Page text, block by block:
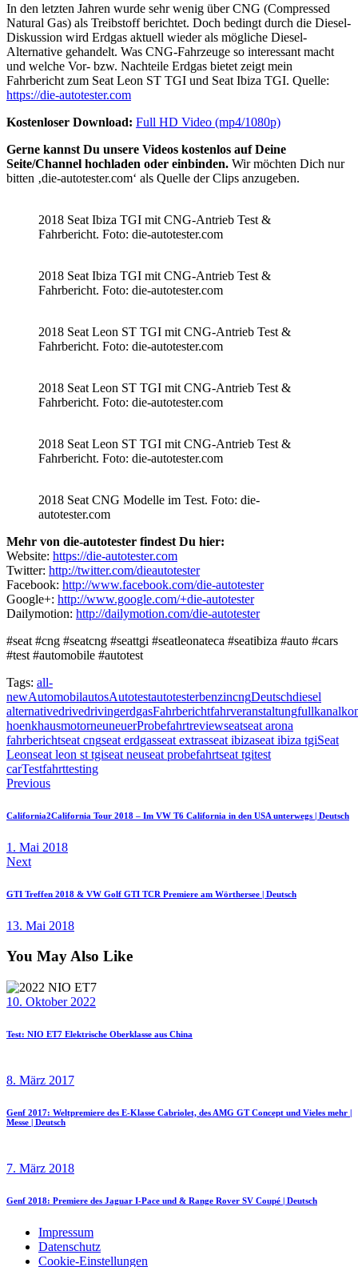
In den letzten Jahren wurde sehr wenig über CNG (Compressed
Natural Gas) als Treibstoff berichtet. Doch bedingt durch die Diesel-
Diskussion wird Erdgas aktuell wieder als mögliche Diesel-
Alternative gehandelt. Was CNG-Fahrzeuge so interessant macht
und welche Vor- bzw. Nachteile Erdgas bietet zeigt mein
Fahrbericht zum Seat Leon ST TGI und Seat Ibiza TGI. Quelle:
https://die-autotester.com
Kostenloser Download: Full HD Video (mp4/1080p)
Gerne kannst Du unsere Videos kostenlos auf Deine
Seite/Channel hochladen oder einbinden. Wir möchten Dich nur
bitten ‚die-autotester.com‘ als Quelle der Clips anzugeben.
2018 Seat Ibiza TGI mit CNG-Antrieb Test &
Fahrbericht. Foto: die-autotester.com
2018 Seat Ibiza TGI mit CNG-Antrieb Test &
Fahrbericht. Foto: die-autotester.com
2018 Seat Leon ST TGI mit CNG-Antrieb Test &
Fahrbericht. Foto: die-autotester.com
2018 Seat Leon ST TGI mit CNG-Antrieb Test &
Fahrbericht. Foto: die-autotester.com
2018 Seat Leon ST TGI mit CNG-Antrieb Test &
Fahrbericht. Foto: die-autotester.com
2018 Seat CNG Modelle im Test. Foto: die-
autotester.com
Mehr von die-autotester findest Du hier:
Website: https://die-autotester.com
Twitter: http://twitter.com/dieautotester
Facebook: http://www.facebook.com/die-autotester
Google+: http://www.google.com/+die-autotester
Dailymotion: http://dailymotion.com/die-autotester
#seat #cng #seatcng #seattgi #seatleonateca #seatibiza #auto #cars
#test #automobile #autotest
Tags: all-
newAutomobilautosAutotestautotesterbenzincngDeutschdiesel
alternativedrivedrivingerdgasFahrberichtfahrveranstaltungfullkanal
hoenkhausmotorneuneuerProbefahrtreviewseatseat arona
fahrberichtseat cngseat erdgasseat extrasseat ibizaseat ibiza tgiSeat
Leonseat leon st tgiseat neuseat probefahrtseat tgitest
carTestfahrttesting
Beitragsnavigation
Previous
California2California Tour 2018 – Im VW T6 California in den USA unterwegs | Deutsch
1. Mai 2018
Next
GTI Treffen 2018 & VW Golf GTI TCR Premiere am Wörthersee | Deutsch
13. Mai 2018
You May Also Like
10. Oktober 2022
Test: NIO ET7 Elektrische Oberklasse aus China
8. März 2017
Genf 2017: Weltpremiere des E-Klasse Cabriolet, des AMG GT Concept und Vieles mehr |
Messe | Deutsch
7. März 2018
Genf 2018: Premiere des Jaguar I-Pace und & Range Rover SV Coupé | Deutsch
Impressum
Datenschutz
Cookie-Einstellungen